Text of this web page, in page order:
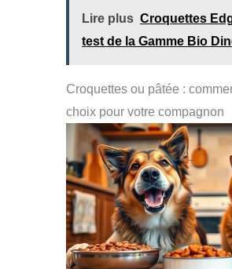
Lire plus Croquettes
test de la Gamme Bio
Croquettes ou pâtée :
choix pour votre compagnon